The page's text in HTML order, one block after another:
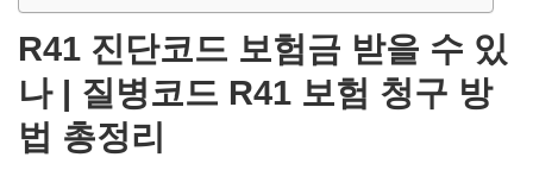
R41 진단코드 보험금 받을 수 있
나 | 질병코드 R41 보험 청구 방
법 총정리